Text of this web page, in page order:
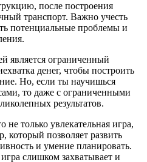
после построения
транспорт. Важно учесть
потенциальные проблемы и
является ограниченный
денег, чтобы построить
Но, если ты научишься
то даже с ограниченными
результатов.
только увлекательная игра,
который позволяет развить
и умение планировать.
слишком захватывает и